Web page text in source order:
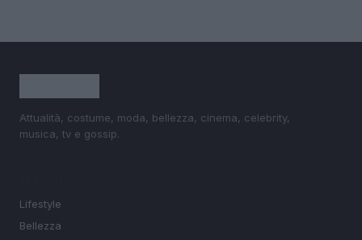
Attualità, costume, moda, bellezza, cinema, celebrity,
musica, tv e gossip.
Lifestyle
Bellezza